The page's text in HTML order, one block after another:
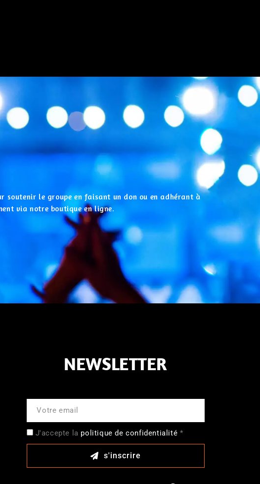
soutenir le groupe en faisant un don ou en adhérant à
via notre boutique en ligne.
NEWSLETTER
J'accepte la politique de confidentialité *
s'inscrire